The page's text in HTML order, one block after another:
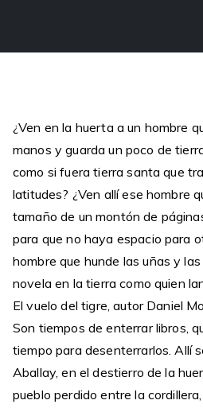
¿Ven en la huerta a un hombre
manos y guarda un poco de
como si fuera tierra santa que
latitudes? ¿Ven allí ese hombre
tamaño de un montón de
para que no haya espacio para
hombre que hunde las uñas y
novela en la tierra como quien
El vuelo del tigre, autor Daniel
Son tiempos de enterrar libros,
tiempo para desenterrarlos. Allí
Aballay, en el destierro de la
pueblo perdido entre la